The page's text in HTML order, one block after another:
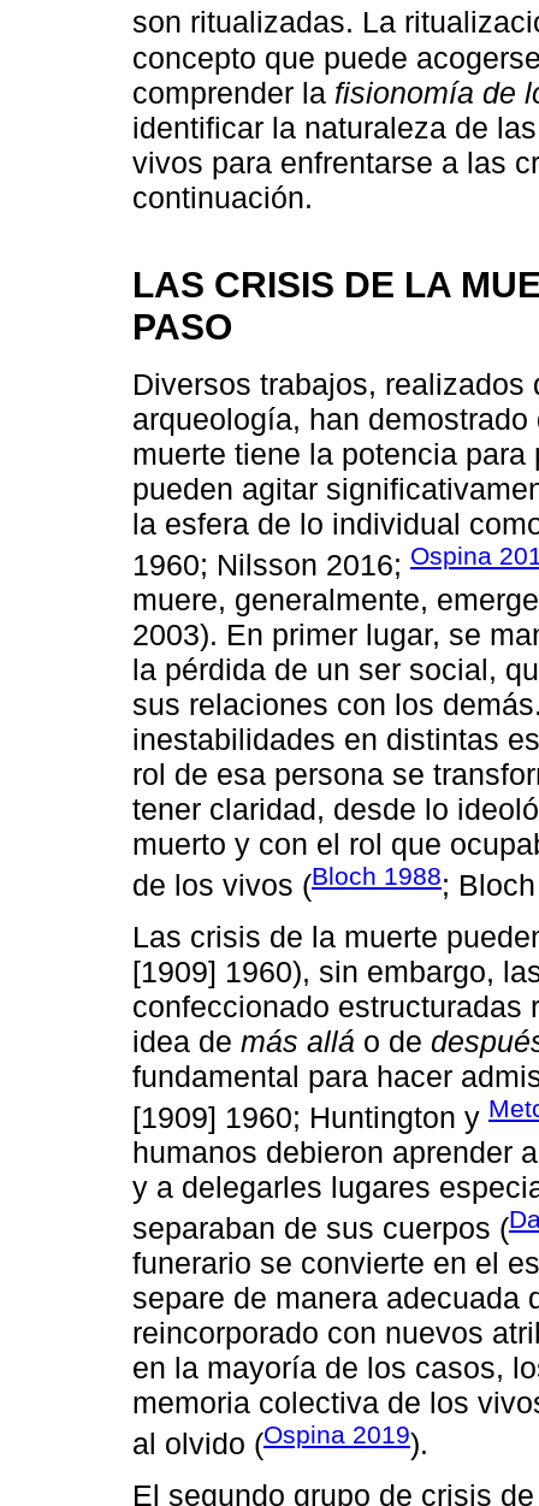
son ritualizadas. La
concepto que puede
comprender la fisionomía de
identificar la naturaleza de
vivos para enfrentarse a las
continuación.
LAS CRISIS DE LA
PASO
Diversos trabajos,
arqueología, han
muerte tiene la potencia
pueden agitar
la esfera de lo individual
1960; Nilsson 2016; Ospina
muere, generalmente,
2003). En primer lugar, se
la pérdida de un ser social,
sus relaciones con los
inestabilidades en distintas
rol de esa persona se
tener claridad, desde lo
muerto y con el rol que
de los vivos (Bloch 1988;
Las crisis de la muerte
[1909] 1960), sin embargo,
confeccionado estructuradas
idea de más allá o de
fundamental para hacer
[1909] 1960; Huntington y
humanos debieron aprender
y a delegarles lugares
separaban de sus cuerpos (
funerario se convierte en el
separe de manera adecuada
reincorporado con nuevos
en la mayoría de los casos,
memoria colectiva de los
al olvido (Ospina 2019).
El segundo grupo de crisis